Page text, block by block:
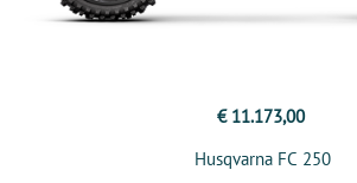
€ 11.173,00
Husqvarna FC 250